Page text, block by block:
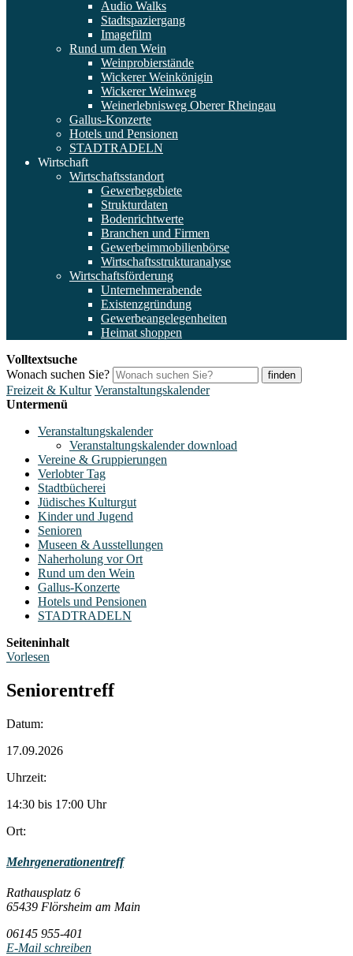
Audio Walks
Stadtspaziergang
Imagefilm
Rund um den Wein
Weinprobierstände
Wickerer Weinkönigin
Wickerer Weinweg
Weinerlebnisweg Oberer Rheingau
Gallus-Konzerte
Hotels und Pensionen
STADTRADELN
Wirtschaft
Wirtschaftsstandort
Gewerbegebiete
Strukturdaten
Bodenrichtwerte
Branchen und Firmen
Gewerbeimmobilienbörse
Wirtschaftsstrukturanalyse
Wirtschaftsförderung
Unternehmerabende
Existenzgründung
Gewerbeangelegenheiten
Heimat shoppen
Volltextsuche
Wonach suchen Sie?
finden
Freizeit & Kultur Veranstaltungskalender
Untermenü
Veranstaltungskalender
Veranstaltungskalender download
Vereine & Gruppierungen
Verlobter Tag
Stadtbücherei
Jüdisches Kulturgut
Kinder und Jugend
Senioren
Museen & Ausstellungen
Naherholung vor Ort
Rund um den Wein
Gallus-Konzerte
Hotels und Pensionen
STADTRADELN
Seiteninhalt
Vorlesen
Seniorentreff
Datum:
17.09.2026
Uhrzeit:
14:30 bis 17:00 Uhr
Ort:
Mehrgenerationentreff
Rathausplatz 6
65439 Flörsheim am Main
06145 955-401
E-Mail schreiben